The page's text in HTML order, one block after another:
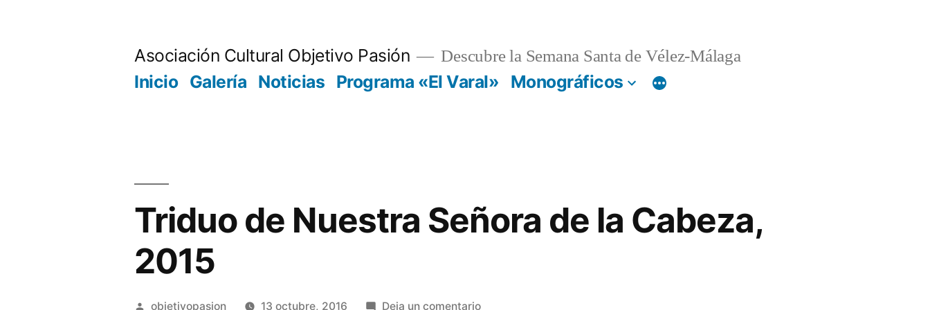
Asociación Cultural Objetivo Pasión Descubre la Semana Santa de Vélez-Málaga
Inicio Galería Noticias Programa «El Varal» Monográficos
Triduo de Nuestra Señora de la Cabeza,
2015
Publicado
objetivopasion 13 octubre, 2016 Deja un comentarioen